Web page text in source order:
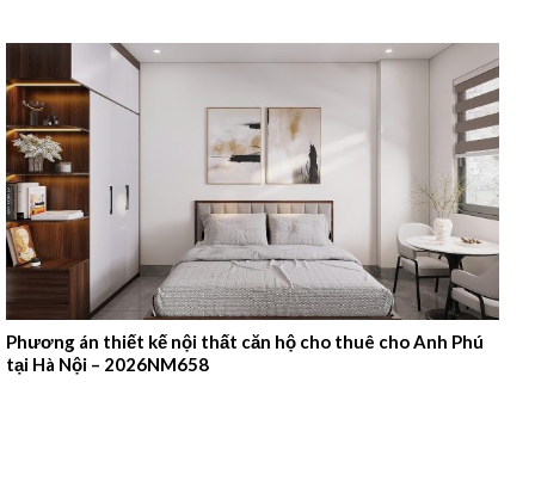
Phương án thiết kế nội thất căn hộ cho thuê cho Anh Phú
tại Hà Nội – 2026NM658